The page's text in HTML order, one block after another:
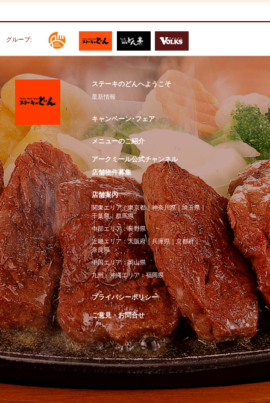
グループ:
ステーキのどんへようこそ
最新情報
キャンペーン･フェア
メニューのご紹介
アークミール公式チャンネル
店舗物件募集
店舗案内
関東エリア：東京都｜神奈川県｜埼玉県｜
千葉県｜群馬県
中部エリア：長野県
近畿エリア：大阪府｜兵庫県｜京都府｜
奈良県
中国エリア：岡山県
九州・沖縄エリア：福岡県
プライバシーポリシー
ご意見・お問合せ